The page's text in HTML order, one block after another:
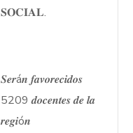
𝐒𝐎𝐂𝐈𝐀𝐋.
𝑺𝒆𝒓á𝒏 𝒇𝒂𝒗𝒐𝒓𝒆𝒄𝒊𝒅𝒐𝒔
5209 𝒅𝒐𝒄𝒆𝒏𝒕𝒆𝒔 𝒅𝒆 𝒍𝒂
𝒓𝒆𝒈𝒊ó𝒏